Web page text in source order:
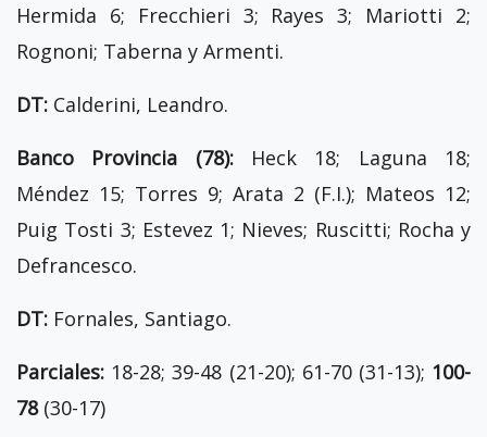
Hermida 6; Frecchieri 3; Rayes 3; Mariotti 2;
Rognoni; Taberna y Armenti.
DT: Calderini, Leandro.
Banco Provincia (78): Heck 18; Laguna 18;
Méndez 15; Torres 9; Arata 2 (F.I.); Mateos 12;
Puig Tosti 3; Estevez 1; Nieves; Ruscitti; Rocha y
Defrancesco.
DT: Fornales, Santiago.
Parciales: 18-28; 39-48 (21-20); 61-70 (31-13); 100-
78 (30-17)